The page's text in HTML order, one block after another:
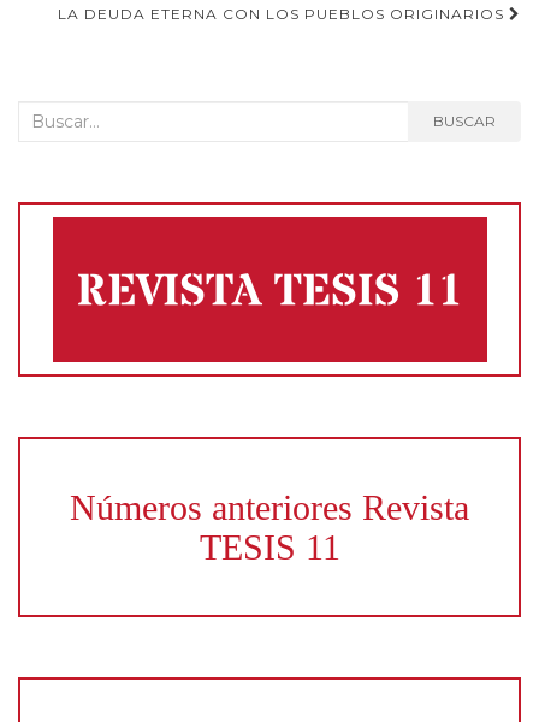
entradas
LA DEUDA ETERNA CON LOS PUEBLOS ORIGINARIOS
Buscar: BUSCAR
Números anteriores Revista
TESIS 11